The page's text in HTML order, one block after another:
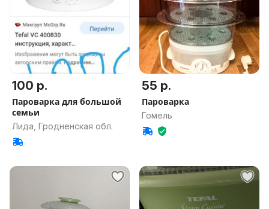
100 р.
Пароварка для большой
семьи
Лида, Гродненская обл.
55 р.
Пароварка
Гомель